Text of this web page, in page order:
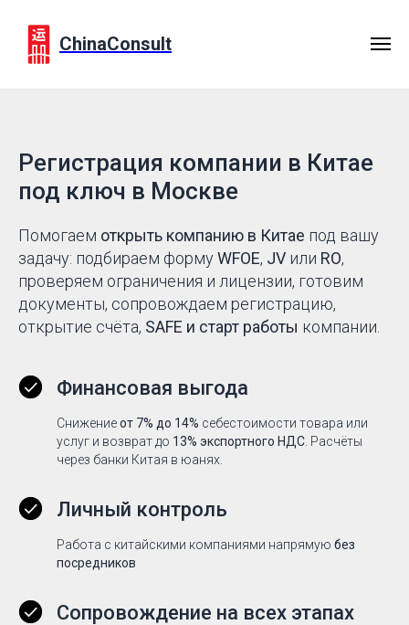
ChinaConsult
Регистрация компании в Китае
под ключ в Москве
Помогаем открыть компанию в Китае под вашу
задачу: подбираем формуWFOE, JV или RO,
проверяем ограничения и лицензии, готовим
документы, сопровождаем регистрацию,
открытие счёта, SAFE и старт работы компании.
Финансовая выгода
Снижениеот 7% до 14% себестоимости товара или
услуг и возврат до 13% экспортного НДС . Расчёты
через банки Китая в юанях.
Личный контроль
Работа с китайскими компаниями напрямую без
посредников
Сопровождение на всех этапах